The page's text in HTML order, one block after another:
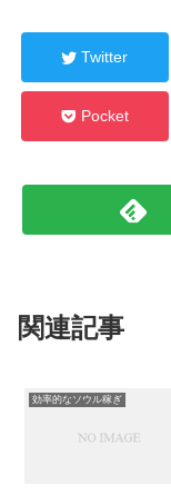
Twitter
Pocket
関連記事
効率的なソウル稼ぎ